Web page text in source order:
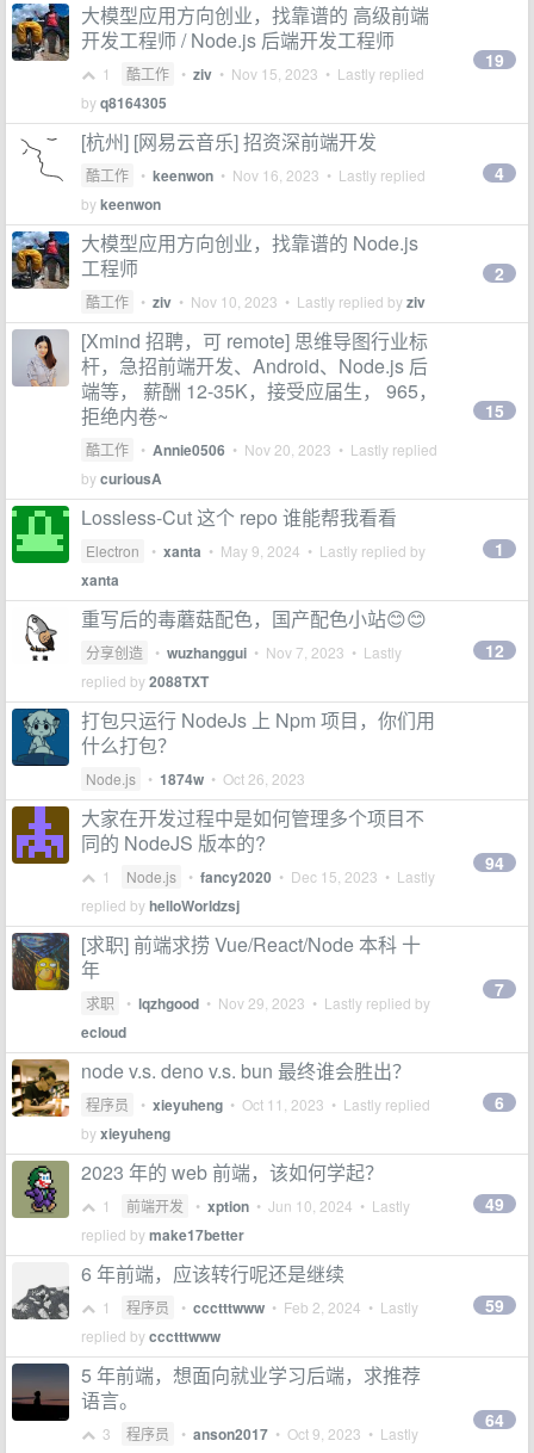
大模型应用方向创业，找靠谱的 高级前端
开发工程师 / Node.js 后端开发工程师
1 酷工作 • ziv • Nov 15, 2023 • Lastly replied
byq8164305
19
[杭州] [网易云音乐] 招资深前端开发
酷工作 • keenwon • Nov 16, 2023 • Lastly replied
bykeenwon
4
大模型应用方向创业，找靠谱的 Node.js
工程师
酷工作 • ziv • Nov 10, 2023 • Lastly replied byziv
2
[Xmind 招聘，可 remote] 思维导图行业标
杆，急招前端开发、Android、Node.js 后
端等， 薪酬 12-35K，接受应届生， 965，
拒绝内卷~
酷工作 • Annie0506 • Nov 20, 2023 • Lastly replied
bycuriousA
15
Lossless-Cut 这个 repo 谁能帮我看看
Electron • xanta • May 9, 2024 • Lastly replied by
xanta
1
重写后的毒蘑菇配色，国产配色小站😊😊
分享创造 • wuzhanggui • Nov 7, 2023 • Lastly
replied by2088TXT
12
打包只运行 NodeJs 上 Npm 项目，你们用
什么打包？
Node.js • 1874w • Oct 26, 2023
大家在开发过程中是如何管理多个项目不
同的 NodeJS 版本的?
1 Node.js • fancy2020 • Dec 15, 2023 • Lastly
replied byhelloWorldzsj
94
[求职] 前端求捞 Vue/React/Node 本科 十
年
求职 • lqzhgood • Nov 29, 2023 • Lastly replied by
ecloud
7
node v.s. deno v.s. bun 最终谁会胜出？
程序员 • xieyuheng • Oct 11, 2023 • Lastly replied
byxieyuheng
6
2023 年的 web 前端，该如何学起？
1 前端开发 • xption • Jun 10, 2024 • Lastly
replied bymake17better
49
6 年前端，应该转行呢还是继续
1 程序员 • ccctttwww • Feb 2, 2024 • Lastly
replied byccctttwww
59
5 年前端，想面向就业学习后端，求推荐
语言。
3 程序员 • anson2017 • Oct 9, 2023 • Lastly
64